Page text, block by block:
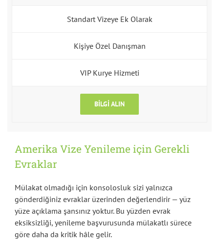
Standart Vizeye Ek Olarak
Kişiye Özel Danışman
VIP Kurye Hizmeti
BILGI ALIN
Amerika Vize Yenileme için Gerekli
Evraklar
Mülakat olmadığı için konsolosluk sizi yalnızca
gönderdiğiniz evraklar üzerinden değerlendirir — yüz
yüze açıklama şansınız yoktur. Bu yüzden evrak
eksiksizliği, yenileme başvurusunda mülakatlı sürece
göre daha da kritik hâle gelir.